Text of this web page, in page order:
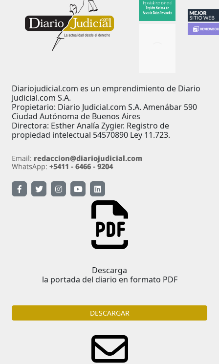
Diariojudicial.com es un emprendimiento de Diario
Judicial.com S.A.
Propietario: Diario Judicial.com S.A. Amenábar 590
Ciudad Autónoma de Buenos Aires
Directora: Esther Analía Zygier. Registro de
propiedad intelectual 54570890 Ley 11.723.
Descarga
la portada del diario en formato PDF
DESCARGAR